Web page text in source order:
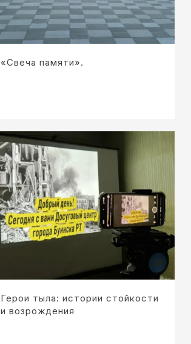
«Свеча памяти».
Герои тыла: истории стойкости
и возрождения